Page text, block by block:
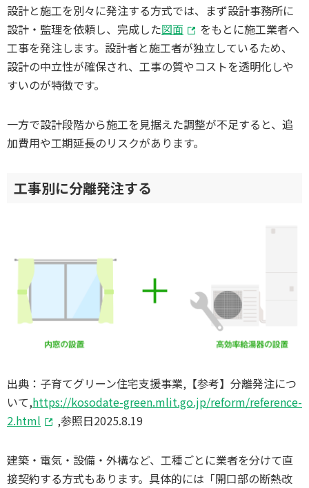
設計と施工を別々に発注する方式では、まず設計事務所に
設計・監理を依頼し、完成した図面
をもとに施工業者へ
工事を発注します。設計者と施工者が独立しているため、
設計の中立性が確保され、工事の質やコストを透明化しや
すいのが特徴です。
一方で設計段階から施工を見据えた調整が不足すると、追
加費用や工期延長のリスクがあります。
工事別に分離発注する
出典：子育てグリーン住宅支援事業,【参考】分離発注につ
いて,https://kosodate-green.mlit.go.jp/reform/reference-
2.html
,参照日2025.8.19
建築・電気・設備・外構など、工種ごとに業者を分けて直
接契約する方式もあります。具体的には「開口部の断熱改